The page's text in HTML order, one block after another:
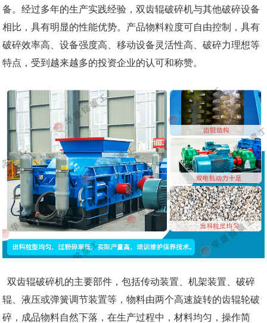
备。经过多年的生产实践经验，双齿辊破碎机与其他破碎设备
相比，具有明显的性能优势。产品物料粒度可自由控制，具有
破碎效率高、设备强度高、移动设备灵活性高、破碎力理想等
特点，受到越来越多的投资企业的认可和称赞。
双齿辊破碎机的主要部件，包括传动装置、机架装置、破碎
辊、液压或弹簧调节装置等，物料由两个高速旋转的齿辊轮破
碎，成品物料自然下落，在生产过程中，材料均匀，操作简